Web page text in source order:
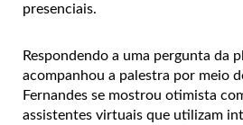
presenciais.
Respondendo a uma pergunta da
acompanhou a palestra por meio
Fernandes se mostrou otimista
assistentes virtuais que utilizam